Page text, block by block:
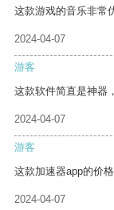
这款游戏的音乐非常
2024-04-07
游客
这款软件简直是神器
2024-04-07
游客
这款加速器app的价
2024-04-07